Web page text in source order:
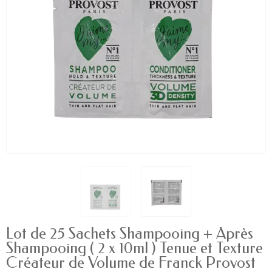
Lot de 25 Sachets Shampooing + Après
Shampooing ( 2 x 10ml ) Tenue et Texture
Créateur de Volume de Franck Provost